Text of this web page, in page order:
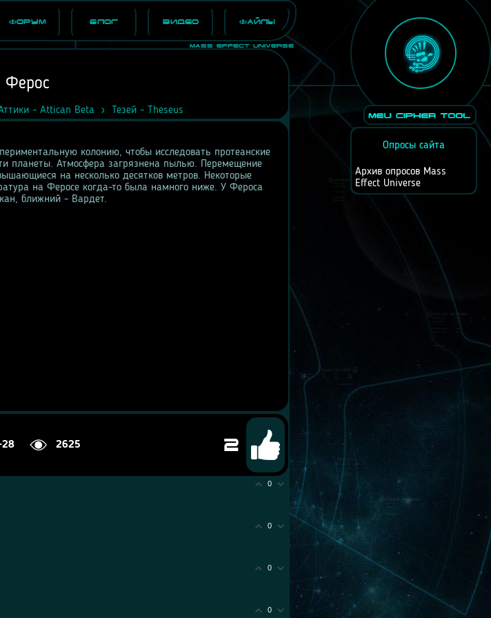
Mass Effect Universe
Форум Блог Видео Файлы
- Attican Beta Тезей - Theseus
Ферос
колонию, чтобы исследовать протеанские
планеты. Атмосфера загрязнена пылью. Перемещение
на несколько десятков метров. Некоторые
на Феросе когда-то была намного ниже. У Фероса
ближний - Вардет.
2625 2
0
0
0
0
Опросы сайта
Архив опросов Mass
Effect Universe